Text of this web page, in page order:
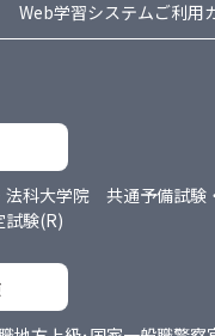
Web学習システムご利用
法科大学院 共通予備試
試験(R)